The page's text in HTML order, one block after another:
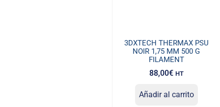
3DXTECH THERMAX PSU
NOIR 1,75 MM 500 G
FILAMENT
88,00€ HT
Añadir al carrito